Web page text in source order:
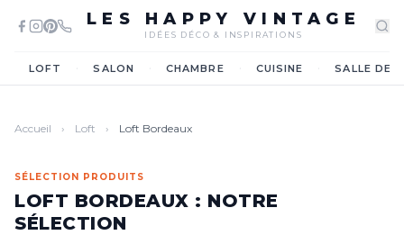
LES HAPPY VINTAGE
IDÉES DÉCO & INSPIRATIONS
LOFT SALON CHAMBRE CUISINE SALLE DE
Accueil › Loft › Loft Bordeaux
SÉLECTION PRODUITS
LOFT BORDEAUX : NOTRE
SÉLECTION